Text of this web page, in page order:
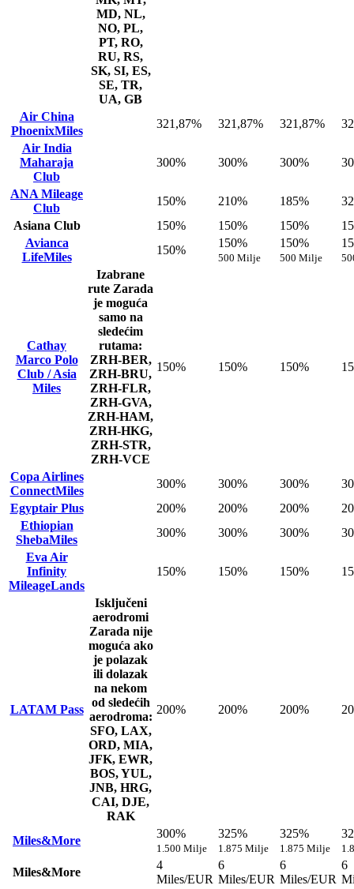
MD, NL,
NO, PL,
PT, RO,
RU, RS,
SK, SI, ES,
SE, TR,
UA, GB
Air China
PhoenixMiles
321,87% 321,87% 321,87%
Air India
Maharaja
Club
300% 300% 300%
ANA Mileage
Club
150% 210% 185%
Asiana Club
150% 150% 150%
Avianca
LifeMiles
150%
150%
500 Milje
150%
500 Milje
Cathay
Marco Polo
Club / Asia
Miles
Izabrane
rute Zarada
je moguća
samo na
sledećim
rutama:
ZRH-BER,
ZRH-BRU,
ZRH-FLR,
ZRH-GVA,
ZRH-HAM,
ZRH-HKG,
ZRH-STR,
ZRH-VCE
150% 150% 150%
Copa Airlines
ConnectMiles
300% 300% 300%
Egyptair Plus
200% 200% 200%
Ethiopian
ShebaMiles
300% 300% 300%
Eva Air
Infinity
MileageLands
150% 150% 150%
LATAM Pass
Isključeni
aerodromi
Zarada nije
moguća ako
je polazak
ili dolazak
na nekom
od sledećih
aerodroma:
SFO, LAX,
ORD, MIA,
JFK, EWR,
BOS, YUL,
JNB, HRG,
CAI, DJE,
RAK
200% 200% 200%
Miles&More
300%
1.500 Milje
325%
1.875 Milje
325%
1.875 Milje
Miles&More
4
Miles/EUR
6
Miles/EUR
6
Miles/EUR
6